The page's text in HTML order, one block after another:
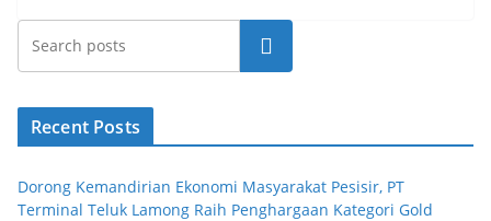
Search
Recent Posts
Dorong Kemandirian Ekonomi Masyarakat Pesisir, PT
Terminal Teluk Lamong Raih Penghargaan Kategori Gold